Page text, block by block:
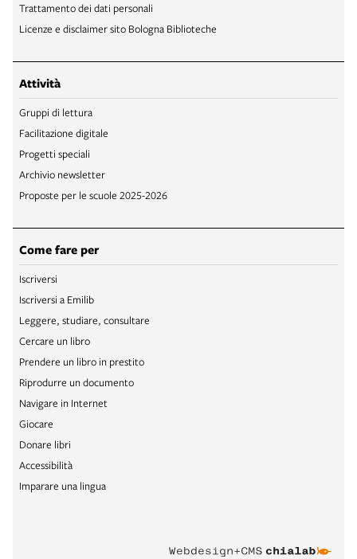
Trattamento dei dati personali
Licenze e disclaimer sito Bologna Biblioteche
Attività
Gruppi di lettura
Facilitazione digitale
Progetti speciali
Archivio newsletter
Proposte per le scuole 2025-2026
Come fare per
Iscriversi
Iscriversi a Emilib
Leggere, studiare, consultare
Cercare un libro
Prendere un libro in prestito
Riprodurre un documento
Navigare in Internet
Giocare
Donare libri
Accessibilità
Imparare una lingua